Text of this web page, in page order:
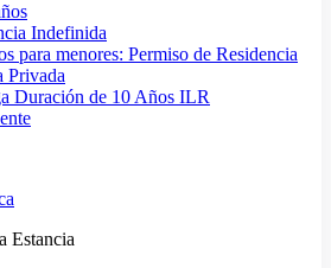
Indefinida
para menores: Permiso de Residencia
Privada
Duración de 10 Años ILR
Estancia